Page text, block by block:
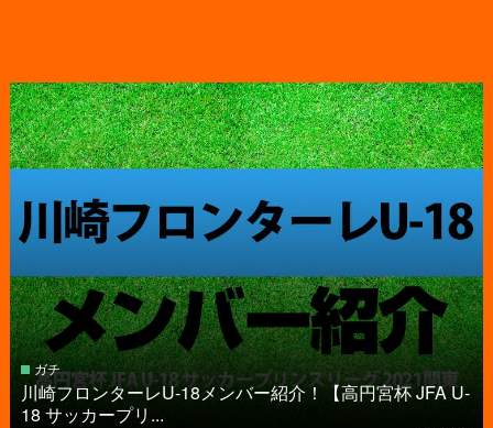
ガチ
川崎フロンターレU-18メンバー紹介！【高円宮杯 JFA U-
18 サッカープリ...